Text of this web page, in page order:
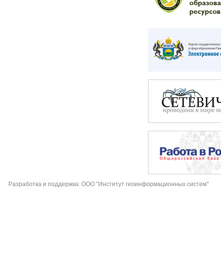
Разработка и поддержка: ООО "Институт геоинформационных систем"